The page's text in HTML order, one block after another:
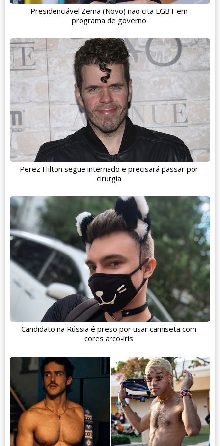
Presidenciável Zema (Novo) não cita LGBT em
programa de governo
Perez Hilton segue internado e precisará passar por
cirurgia
Candidato na Rússia é preso por usar camiseta com
cores arco-íris